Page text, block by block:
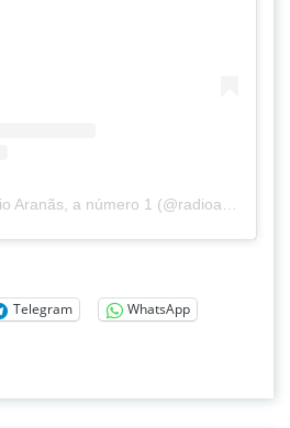
Telegram
WhatsApp